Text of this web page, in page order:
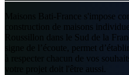
Maisons Bati-France s'impose
construction de maisons
Roussillon dans le Sud de la
signe de l’écoute, permet
à respecter chacun de vos
votre projet doit l'être aussi.